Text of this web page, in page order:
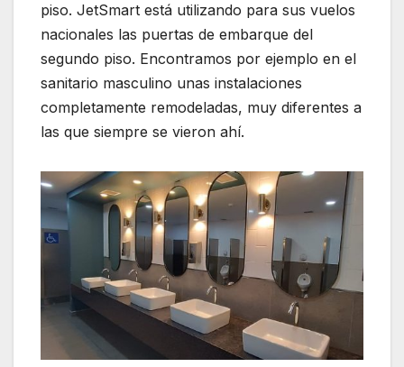
piso. JetSmart está utilizando para sus vuelos
nacionales las puertas de embarque del
segundo piso. Encontramos por ejemplo en el
sanitario masculino unas instalaciones
completamente remodeladas, muy diferentes a
las que siempre se vieron ahí.